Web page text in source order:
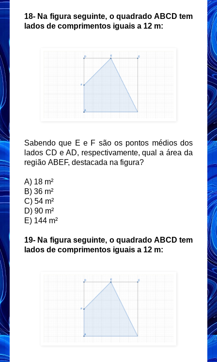
18- Na figura seguinte, o quadrado ABCD tem
lados de comprimentos iguais a 12 m:
Sabendo que E e F são os pontos médios dos
lados CD e AD, respectivamente, qual a área da
região ABEF, destacada na figura?
A) 18 m²
B) 36 m²
C) 54 m²
D) 90 m²
E) 144 m²
19- Na figura seguinte, o quadrado ABCD tem
lados de comprimentos iguais a 12 m: